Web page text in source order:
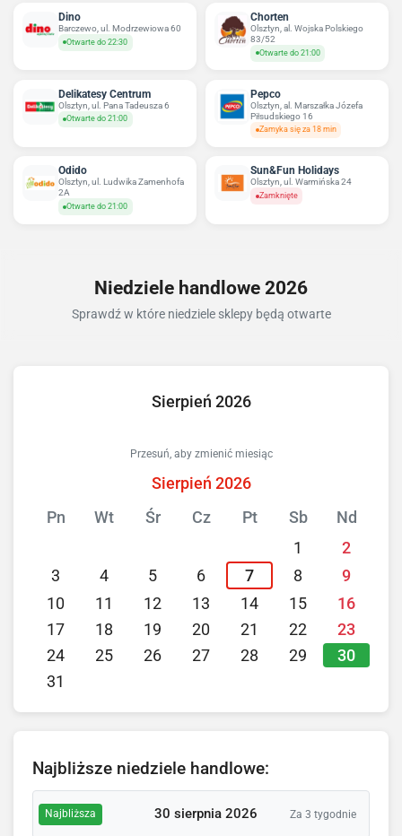
Dino
Barczewo, ul. Modrzewiowa 60
Otwarte do 22:30
Chorten
Olsztyn, al. Wojska Polskiego
83/52
Otwarte do 21:00
Delikatesy Centrum
Olsztyn, ul. Pana Tadeusza 6
Otwarte do 21:00
Pepco
Olsztyn, al. Marszałka Józefa
Piłsudskiego 16
Zamyka się za 18 min
Odido
Olsztyn, ul. Ludwika Zamenhofa
2A
Otwarte do 21:00
Sun&Fun Holidays
Olsztyn, ul. Warmińska 24
Zamknięte
Niedziele handlowe 2026
Sprawdź w które niedziele sklepy będą otwarte
Sierpień 2026
Przesuń, aby zmienić miesiąc
Sierpień 2026
Pn
Wt Śr Cz Pt Sb
Nd
1
2
3
4 5 6 7 8
9
10
11 12 13 14 15
16
17
18 19 20 21 22
23
24
25 26 27 28 29 30
31
Najbliższe niedziele handlowe:
Najbliższa 30 sierpnia 2026 Za 3 tygodnie